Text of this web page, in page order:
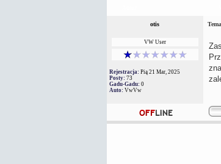
otis
VW User
Rejestracja: Pią 21 Mar, 2025
Posty: 73
Gadu-Gadu: 0
Auto: VwVw